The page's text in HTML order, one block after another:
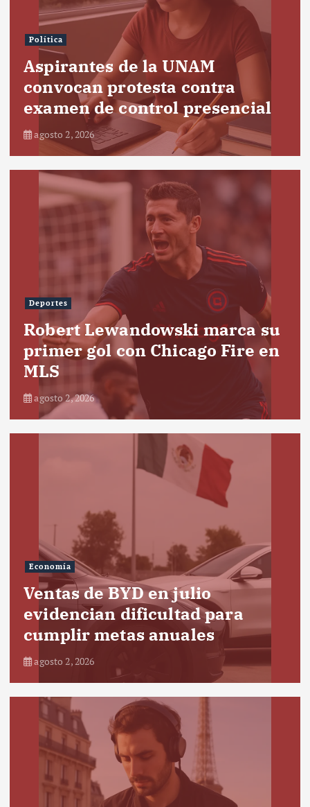
Política
Aspirantes de la UNAM
convocan protesta contra
examen de control presencial
agosto 2, 2026
Deportes
Robert Lewandowski marca su
primer gol con Chicago Fire en
MLS
agosto 2, 2026
Economía
Ventas de BYD en julio
evidencian dificultad para
cumplir metas anuales
agosto 2, 2026